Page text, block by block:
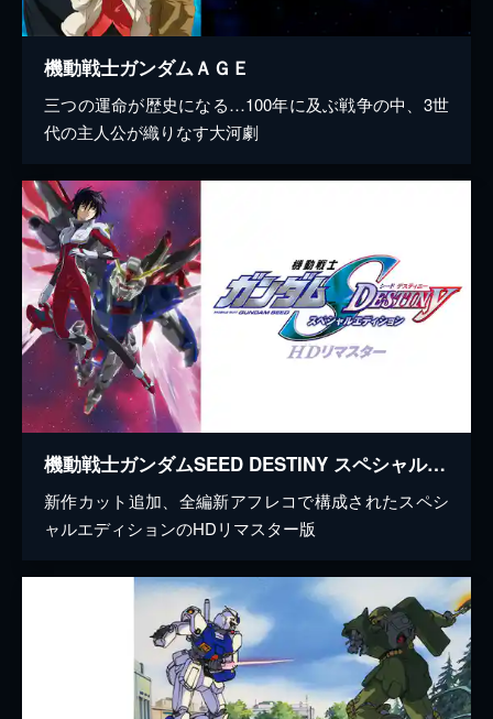
機動戦士ガンダムＡＧＥ
三つの運命が歴史になる…100年に及ぶ戦争の中、3世
代の主人公が織りなす大河劇
機動戦士ガンダムSEED DESTINY スペシャルエディション HDリマスター
新作カット追加、全編新アフレコで構成されたスペシ
ャルエディションのHDリマスター版